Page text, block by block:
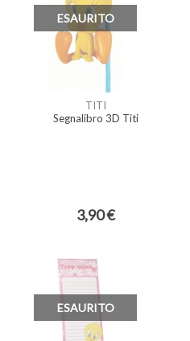
ESAURITO
TITI
Segnalibro 3D Titi
3,90 €
ESAURITO